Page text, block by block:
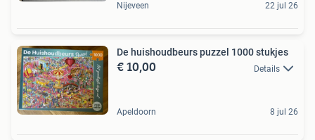
Nijeveen 22 jul 26
De huishoudbeurs puzzel 1000 stukjes
€ 10,00 Details
Apeldoorn 8 jul 26